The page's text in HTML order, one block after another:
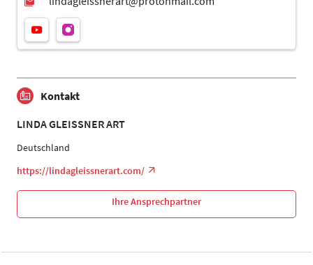
Kontakt
LINDA GLEISSNER ART
Deutschland
https://lindagleissnerart.com/
Ihre Ansprechpartner